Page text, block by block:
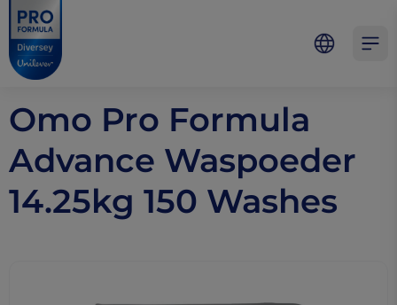
Skip to main content
Skip to navigation
Skip to footer
Pro Formula
Omo Pro Formula
Advance Waspoeder
14.25kg 150 Washes